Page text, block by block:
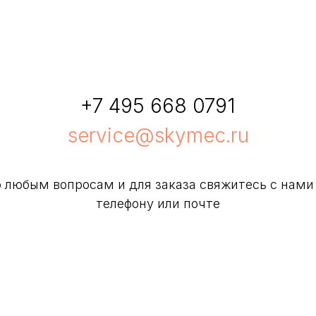
+7 495 668 0791
service@skymec.ru
любым вопросам и для заказа свяжитесь с нами
телефону или почте